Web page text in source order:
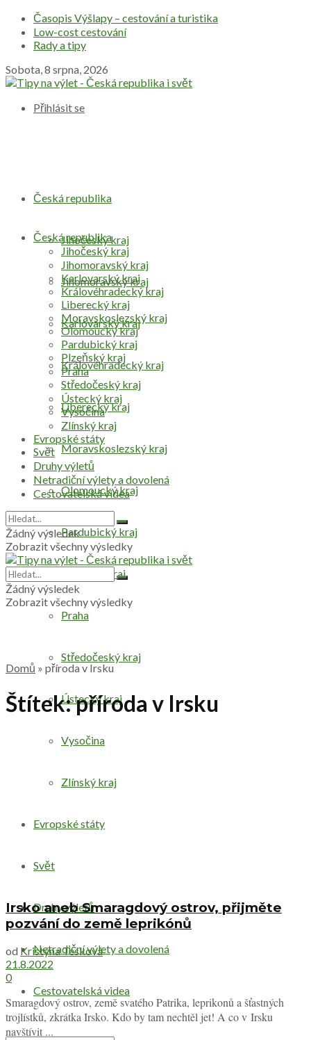
Časopis Výšlapy – cestování a turistika
Low-cost cestování
Rady a tipy
Sobota, 8 srpna, 2026
Přihlásit se
Česká republika
Jihočeský kraj
Jihomoravský kraj
Karlovarský kraj
Královéhradecký kraj
Liberecký kraj
Moravskoslezský kraj
Olomoucký kraj
Pardubický kraj
Plzeňský kraj
Praha
Středočeský kraj
Ústecký kraj
Vysočina
Zlínský kraj
Evropské státy
Svět
Druhy výletů
Netradiční výlety a dovolená
Cestovatelská videa
Česká republika
Jihočeský kraj
Jihomoravský kraj
Karlovarský kraj
Královéhradecký kraj
Liberecký kraj
Moravskoslezský kraj
Olomoucký kraj
Pardubický kraj
Plzeňský kraj
Praha
Středočeský kraj
Ústecký kraj
Vysočina
Zlínský kraj
Evropské státy
Svět
Druhy výletů
Netradiční výlety a dovolená
Cestovatelská videa
Žádný výsledek
Zobrazit všechny výsledky
Žádný výsledek
Zobrazit všechny výsledky
Domů » příroda v Irsku
Štítek:příroda v Irsku
Irsko aneb Smaragdový ostrov, přijměte
pozvání do země leprikónů
od Kristýna Tesková
21.8.2022
0
Smaragdový ostrov, země svatého Patrika, leprikonů a šťastných
trojlístků, zkrátka Irsko. Kdo by tam nechtěl jet! A co v Irsku
navštívit ...